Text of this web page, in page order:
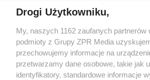
Drogi Użytkowniku,
My, naszych 1162 zaufanych partnerów
podmioty z Grupy ZPR Media
przechowujemy informacje na
przetwarzamy dane osobowe, takie jak
identyfikatory, standardowe informacje